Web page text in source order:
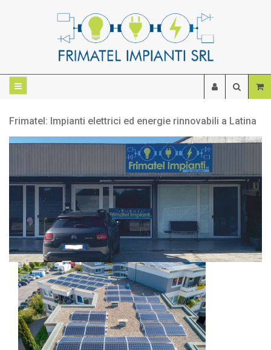
Frimatel: Impianti elettrici ed energie rinnovabili a Latina